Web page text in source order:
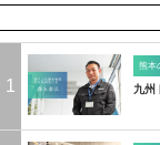
1
熊本
九州